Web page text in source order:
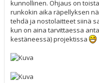
kunnollinen. Ohjaus on
runkokin aika räpellyksen
tehdä ja nostolaitteet siinä
kun on aina tarvittaessa
kestäneessä) projektissa